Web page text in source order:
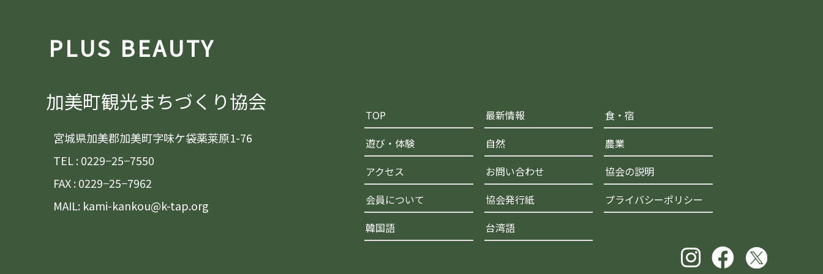
PLUS BEAUTY
加美町観光まちづくり協会
宮城県加美郡加美町字味ケ袋薬莱原1-76
TEL : 0229−25−7550
FAX : 0229−25−7962
MAIL: kami-kankou@k-tap.org
TOP 最新情報
食・宿
遊び・体験
自然
農業
アクセス
お問い合わせ
協会の説明
会員について
協会発行紙
プライバシーポリシー
韓国語
台湾語